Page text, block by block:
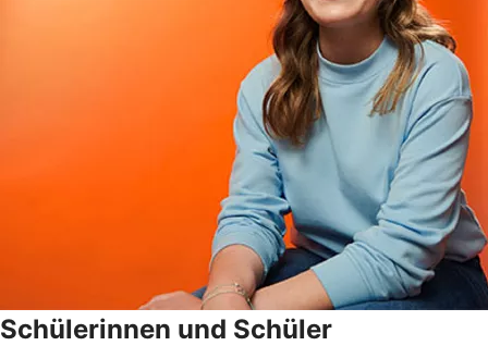
Schülerinnen und Schüler